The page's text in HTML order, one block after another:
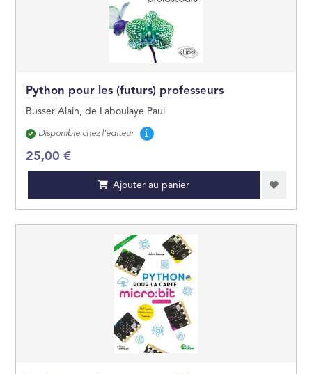
Python pour les (futurs) professeurs
Busser Alain, de Laboulaye Paul
Disponibilité
Disponible chez l'éditeur
25,00 €
Ajouter au panier